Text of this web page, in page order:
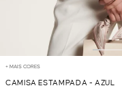
+ MAIS CORES
CAMISA ESTAMPADA - AZUL